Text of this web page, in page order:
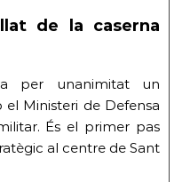
de la caserna
per unanimitat un
Ministeri de Defensa
És el primer pas
al centre de Sant